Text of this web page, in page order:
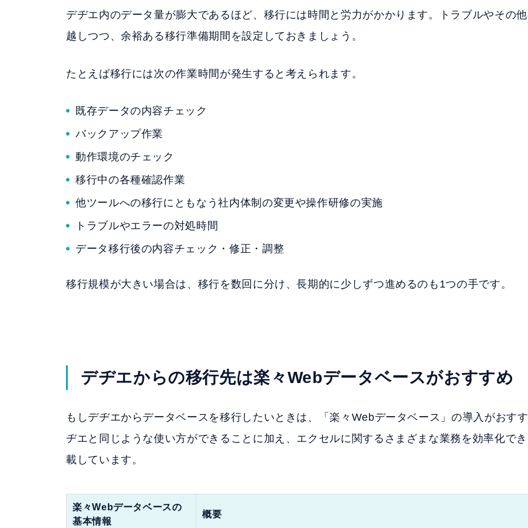
デヂエ内のデータ量が膨大であるほど、移行には時間と労力がかかります。トラブルやその
越しつつ、余裕ある移行準備期間を設定しておきましょう。
たとえば移行には次の作業時間が発生すると考えられます。
既存データの内容チェック
バックアップ作業
動作環境のチェック
移行中の各種確認作業
他ツールへの移行にともなう社内体制の変更や操作研修の実施
トラブルやエラーの対処時間
データ移行後の内容チェック・修正・調整
移行規模が大きい場合は、移行を数回に分け、長期的に少しずつ進めるのも1つの手です。
デヂエからの移行先は楽々Webデータベースがおすすめ
もしデヂエからデータベースを移行したいときは、「楽々Webデータベース」の導入がおす
ヂエと同じような使い方ができることに加え、エクセルに関するさまざまな業務を効率化で
載しています。
楽々Webデータベースの
基本情報
概要